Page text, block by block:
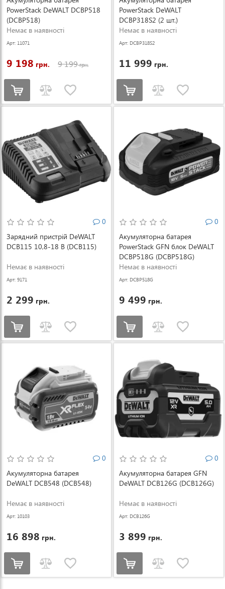
PowerStack DeWALT DCBP518
(DCBP518)
Немає в наявності
Арт: 11071
9 198 грн. 9 199грн.
PowerStack DeWALT
DCBP318S2 (2 шт.)
(DCBP318S2)
Немає в наявності
Арт: DCBP318S2
11 999 грн.
0
Зарядний пристрій DeWALT
DCB115 10,8-18 В (DCB115)
Немає в наявності
Арт: 9171
2 299 грн.
0
Акумуляторна батарея
PowerStack GFN блок DeWALT
DCBP518G (DCBP518G)
Немає в наявності
Арт: DCBP518G
9 499 грн.
0
Акумуляторна батарея
DeWALT DCB548 (DCB548)
Немає в наявності
Арт: 10103
16 898 грн.
0
Акумуляторна батарея GFN
DeWALT DCB126G (DCB126G)
Немає в наявності
Арт: DCB126G
3 899 грн.